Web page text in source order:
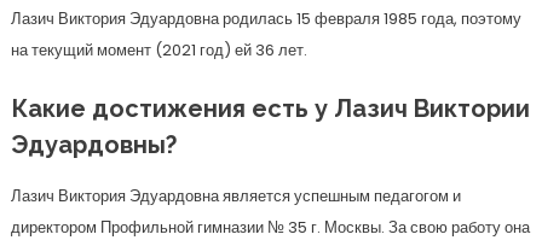
Лазич Виктория Эдуардовна родилась 15 февраля 1985 года, поэтому
на текущий момент (2021 год) ей 36 лет.
Какие достижения есть у Лазич Виктории
Эдуардовны?
Лазич Виктория Эдуардовна является успешным педагогом и
директором Профильной гимназии № 35 г. Москвы. За свою работу она